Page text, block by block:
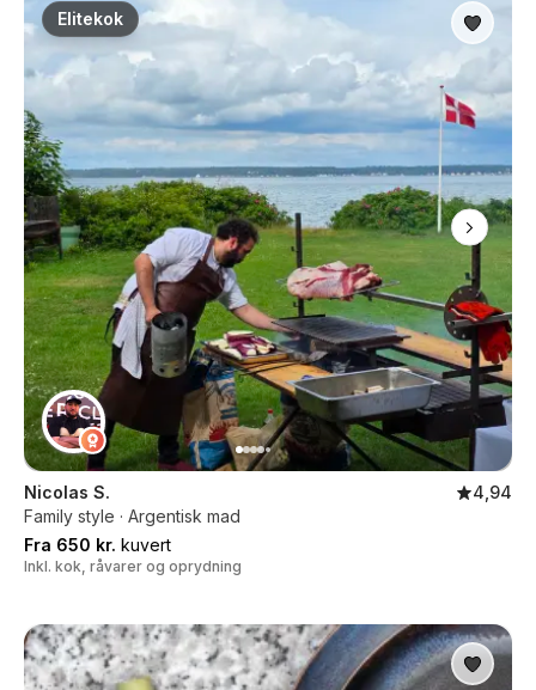
Elitekok
Nicolas S.
4,94
Family style · Argentisk mad
Fra 650 kr. kuvert
Inkl. kok, råvarer og oprydning